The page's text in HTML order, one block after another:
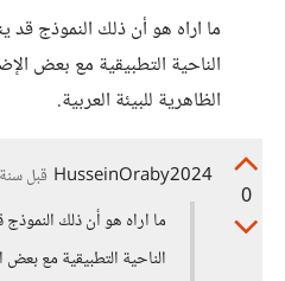
ما اراه هو أن ذلك النموذج
الناحية التطبيقية مع بعض
الظاهرية للبيئة العربية.
0
HusseinOraby2024 قبل
ما اراه هو أن ذلك
الناحية التطبيقية مع